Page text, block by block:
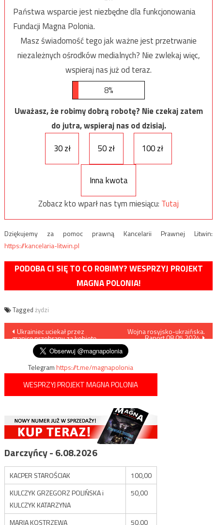
Państwa wsparcie jest niezbędne dla funkcjonowania
Fundacji Magna Polonia.
Masz świadomość tego jak ważne jest przetrwanie
niezależnych ośrodków medialnych? Nie zwlekaj więc,
wspieraj nas już od teraz.
8%
Uważasz, że robimy dobrą robotę? Nie czekaj zatem
do jutra, wspieraj nas od dzisiaj.
30 zł
50 zł 100 zł
Inna kwota
Zobacz kto wparł nas tym miesiącu: Tutaj
Dziękujemy za pomoc prawną Kancelarii Prawnej Litwin:
https://kancelaria-litwin.pl
PODOBA CI SIĘ TO CO ROBIMY? WESPRZYJ PROJEKT
MAGNA POLONIA!
Tagged żydzi
Nawigacja
wpisu
Ukrainiec uciekał przez
granicę przebrany za kobietę
Wojna rosyjsko-ukraińska.
Raport 08.05.2024
Telegramhttps://t.me/magnapolonia
WESPRZYJ PROJEKT MAGNA POLONIA
Darczyńcy - 6.08.2026
KACPER STAROŚCIAK
100,00
KULCZYK GRZEGORZ POLIŃSKA i
KULCZYK KATARZYNA
50,00
MARIA KOSTRZEWA 50,00